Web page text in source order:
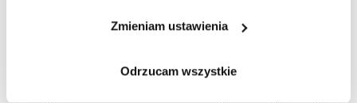
Zmieniam ustawienia
Odrzucam wszystkie
Znajomość produktu i rynku
głębokiej wiedzy o produkcie, który oferujesz, oraz o rynku,
na którym działasz. Musisz znać nie tylko cechy i zalety